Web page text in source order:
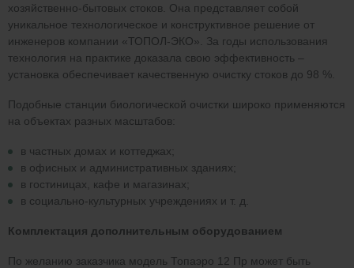
хозяйственно-бытовых стоков. Она представляет собой
уникальное технологическое и конструктивное решение от
инженеров компании «ТОПОЛ-ЭКО». За годы использования
технология на практике доказала свою эффективность –
установка обеспечивает качественную очистку стоков до 98 %.
Подобные станции биологической очистки широко применяются
на объектах разных масштабов:
в частных домах и коттеджах;
в офисных и административных зданиях;
в гостиницах, кафе и магазинах;
в социально-культурных учреждениях и т. д.
Комплектация дополнительным оборудованием
По желанию заказчика модель Топаэро 12 Пр может быть